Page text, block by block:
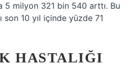
5 milyon 321 bin 540 arttı. Bu
son 10 yıl içinde yüzde 71
HASTALIĞI